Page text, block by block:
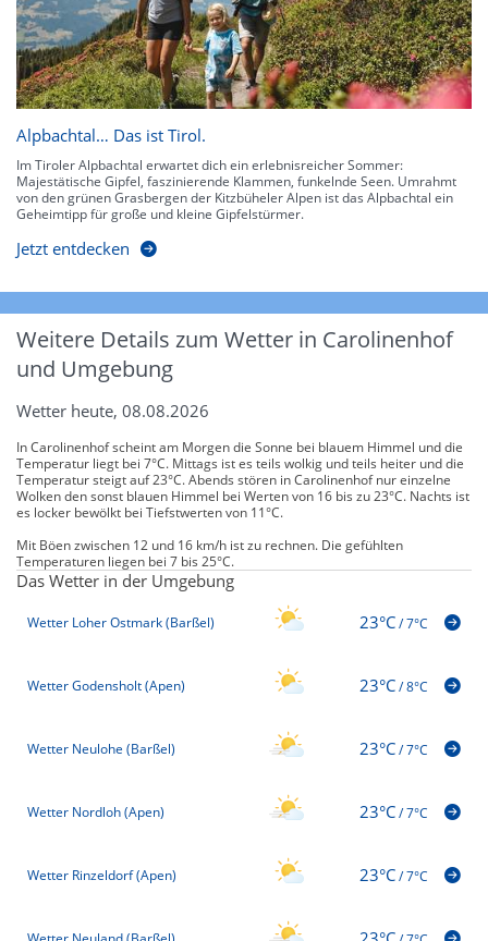
Alpbachtal… Das ist Tirol.
Im Tiroler Alpbachtal erwartet dich ein erlebnisreicher Sommer:
Majestätische Gipfel, faszinierende Klammen, funkelnde Seen. Umrahmt
von den grünen Grasbergen der Kitzbüheler Alpen ist das Alpbachtal ein
Geheimtipp für große und kleine Gipfelstürmer.
Jetzt entdecken
Weitere Details zum Wetter in Carolinenhof
und Umgebung
Wetter heute, 08.08.2026
In Carolinenhof scheint am Morgen die Sonne bei blauem Himmel und die
Temperatur liegt bei 7°C. Mittags ist es teils wolkig und teils heiter und die
Temperatur steigt auf 23°C. Abends stören in Carolinenhof nur einzelne
Wolken den sonst blauen Himmel bei Werten von 16 bis zu 23°C. Nachts ist
es locker bewölkt bei Tiefstwerten von 11°C.
Mit Böen zwischen 12 und 16 km/h ist zu rechnen. Die gefühlten
Temperaturen liegen bei 7 bis 25°C.
Das Wetter in der Umgebung
Wetter Loher Ostmark (Barßel) 23°C/7°C
Wetter Godensholt (Apen) 23°C/8°C
Wetter Neulohe (Barßel) 23°C/7°C
Wetter Nordloh (Apen) 23°C/7°C
Wetter Rinzeldorf (Apen) 23°C/7°C